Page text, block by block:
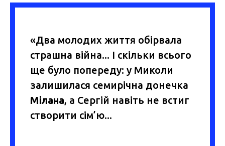
«Два молодих життя обірвала
страшна війна... І скільки всього
ще було попереду: у Миколи
залишилася семирічна донечка
Мілана, а Сергій навіть не встиг
створити сім’ю...